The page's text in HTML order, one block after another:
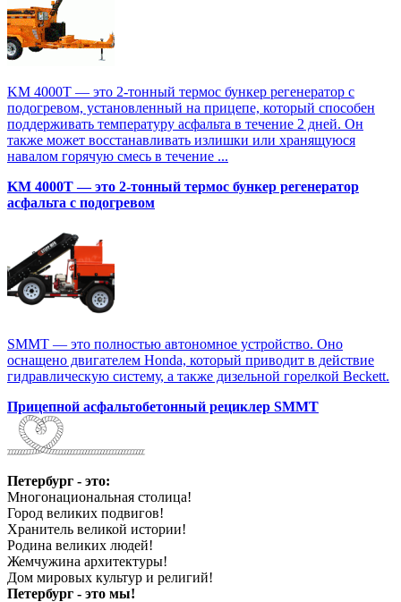
KM 4000T — это 2-тонный термос бункер регенератор с
подогревом, установленный на прицепе, который способен
поддерживать температуру асфальта в течение 2 дней. Он
также может восстанавливать излишки или хранящуюся
навалом горячую смесь в течение ...
KM 4000T — это 2-тонный термос бункер регенератор
асфальта с подогревом
SMMT — это полностью автономное устройство. Оно
оснащено двигателем Honda, который приводит в действие
гидравлическую систему, а также дизельной горелкой Beckett.
Прицепной асфальтобетонный рециклер SMMT
Петербург - это:
Многонациональная столица!
Город великих подвигов!
Хранитель великой истории!
Родина великих людей!
Жемчужина архитектуры!
Дом мировых культур и религий!
Петербург - это мы!